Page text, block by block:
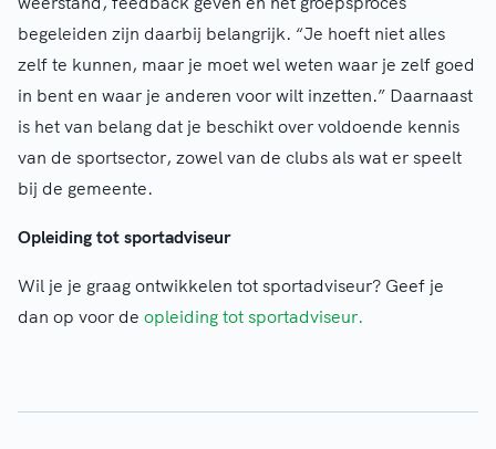
begeleiden zijn daarbij belangrijk. “Je hoeft niet alles
zelf te kunnen, maar je moet wel weten waar je zelf goed
in bent en waar je anderen voor wilt inzetten.” Daarnaast
is het van belang dat je beschikt over voldoende kennis
van de sportsector, zowel van de clubs als wat er speelt
bij de gemeente.
Opleiding tot sportadviseur
Wil je je graag ontwikkelen tot sportadviseur? Geef je
dan op voor de opleiding tot sportadviseur.